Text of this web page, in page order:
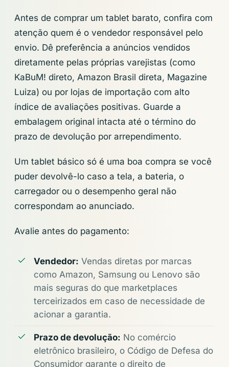
Antes de comprar um tablet barato, confira com
atenção quem é o vendedor responsável pelo
envio. Dê preferência a anúncios vendidos
diretamente pelas próprias varejistas (como
KaBuM! direto, Amazon Brasil direta, Magazine
Luiza) ou por lojas de importação com alto
índice de avaliações positivas. Guarde a
embalagem original intacta até o término do
prazo de devolução por arrependimento.
Um tablet básico só é uma boa compra se você
puder devolvê-lo caso a tela, a bateria, o
carregador ou o desempenho geral não
correspondam ao anunciado.
Avalie antes do pagamento:
Vendedor: Vendas diretas por marcas
como Amazon, Samsung ou Lenovo são
mais seguras do que marketplaces
terceirizados em caso de necessidade de
acionar a garantia.
Prazo de devolução: No comércio
eletrônico brasileiro, o Código de Defesa do
Consumidor garante o direito de